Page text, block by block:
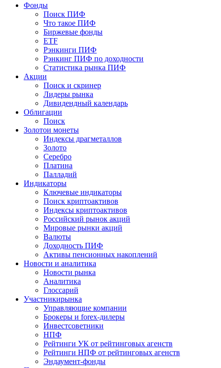
Фонды
Поиск ПИФ
Что такое ПИФ
Биржевые фонды
ETF
Рэнкинги ПИФ
Рэнкинг ПИФ по доходности
Статистика рынка ПИФ
Акции
Поиск и скринер
Лидеры рынка
Дивидендный календарь
Облигации
Поиск
Золотои монеты
Индексы драгметаллов
Золото
Серебро
Платина
Палладий
Индикаторы
Ключевые индикаторы
Поиск криптоактивов
Индексы криптоактивов
Российский рынок акций
Мировые рынки акций
Валюты
Доходность ПИФ
Активы пенсионных накоплений
Новости и аналитика
Новости рынка
Аналитика
Глоссарий
Участникирынка
Управляющие компании
Брокеры и forex-дилеры
Инвестсоветники
НПФ
Рейтинги УК от рейтинговых агенств
Рейтинги НПФ от рейтинговых агенств
Эндаумент-фонды